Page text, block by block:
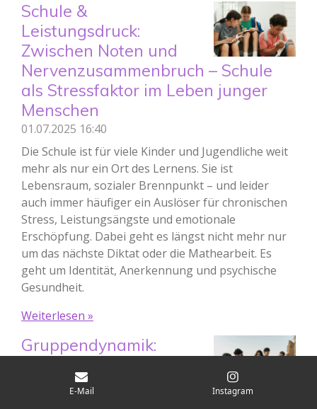
Schule &
Leistungsdruck:
Zwischen Noten und
Nervenzusammenbruch – Schule
als Stressfaktor im Leben junger
Menschen
01.07.2025 16:40
Die Schule ist für viele Kinder und Jugendliche weit
mehr als nur ein Ort des Lernens. Sie ist
Lebensraum, sozialer Brennpunkt – und leider
auch immer häufiger ein Auslöser für chronischen
Stress, Leistungsängste und emotionale
Erschöpfung. Dabei geht es längst nicht mehr nur
um das nächste Diktat oder die Mathearbeit. Es
geht um Identität, Anerkennung und psychische
Gesundheit.
Weiterlesen »
Gruppendynamik:
Die unterschätzte
E-Mail Instagram